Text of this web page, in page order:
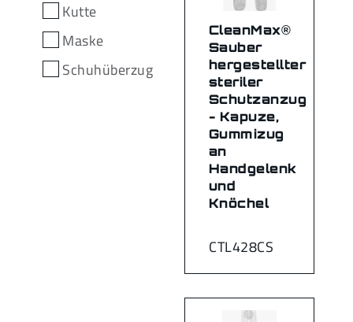
Kutte
Maske
Schuhüberzug
CTL428CS
CleanMax®
Sauber
hergestellter
steriler
Schutzanzug
- Kapuze,
Gummizug
an
Handgelenk
und
Knöchel